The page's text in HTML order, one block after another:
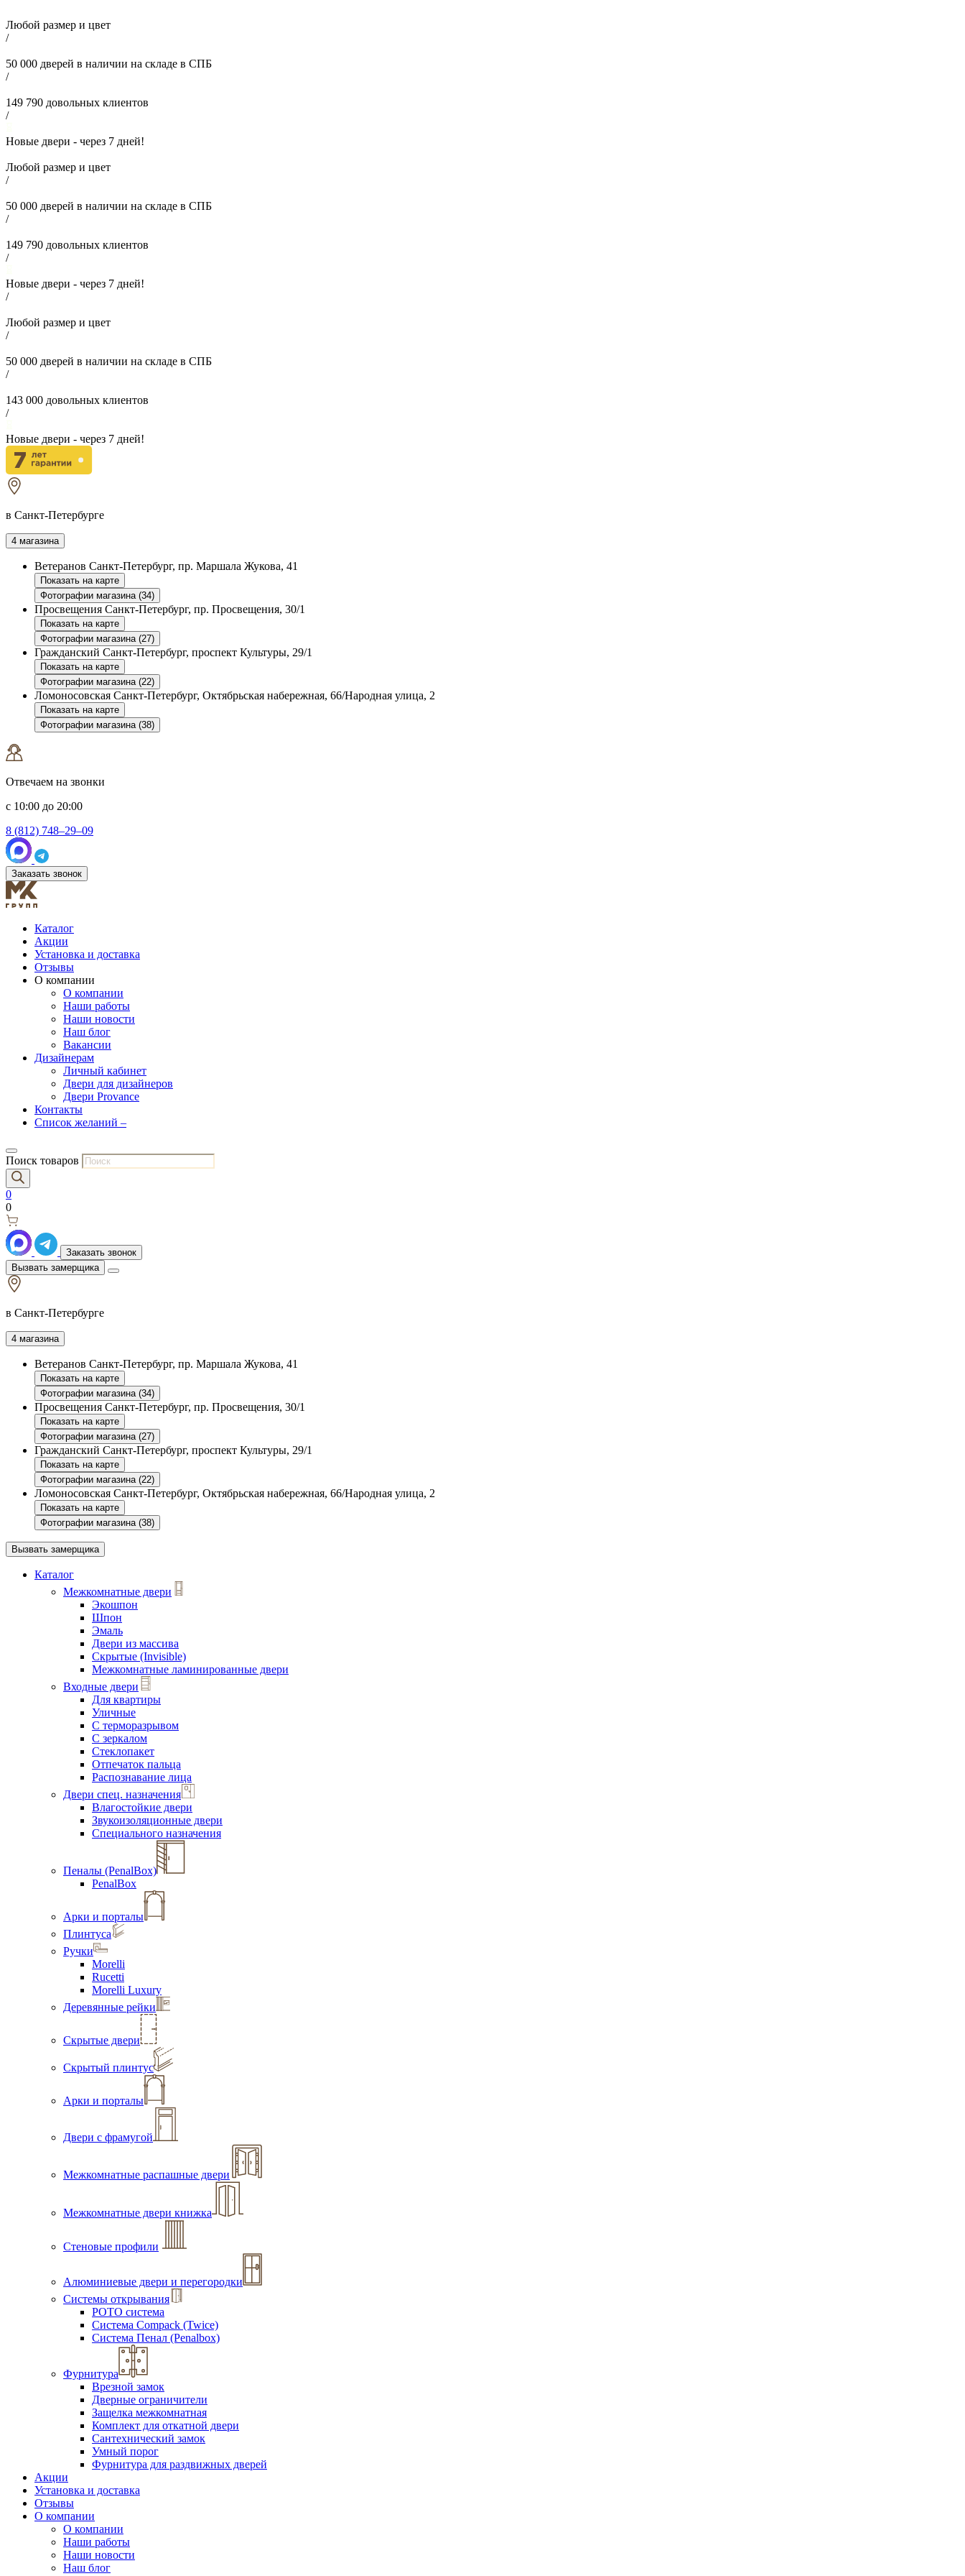
Любой размер и цвет
/
50 000 дверей в наличии на складе в СПБ
/
149 790 довольных клиентов
/
Новые двери - через 7 дней!
Любой размер и цвет
/
50 000 дверей в наличии на складе в СПБ
/
149 790 довольных клиентов
/
Новые двери - через 7 дней!
/
Любой размер и цвет
/
50 000 дверей в наличии на складе в СПБ
/
143 000 довольных клиентов
/
Новые двери - через 7 дней!
в Санкт-Петербурге
4 магазина
Ветеранов Санкт-Петербург, пр. Маршала Жукова, 41
Показать на карте
Фотографии магазина (34)
Просвещения Санкт-Петербург, пр. Просвещения, 30/1
Показать на карте
Фотографии магазина (27)
Гражданский Санкт-Петербург, проспект Культуры, 29/1
Показать на карте
Фотографии магазина (22)
Ломоносовская Санкт-Петербург, Октябрьская набережная, 66/Народная улица, 2
Показать на карте
Фотографии магазина (38)
Отвечаем на звонки
с 10:00 до 20:00
8 (812) 748–29–09
Заказать звонок
Каталог
Акции
Установка и доставка
Отзывы
О компании
О компании
Наши работы
Наши новости
Наш блог
Вакансии
Дизайнерам
Личный кабинет
Двери для дизайнеров
Двери Provance
Контакты
Список желаний –
Поиск товаров
0
0
Заказать звонок
Вызвать замерщика
в Санкт-Петербурге
4 магазина
Ветеранов Санкт-Петербург, пр. Маршала Жукова, 41
Показать на карте
Фотографии магазина (34)
Просвещения Санкт-Петербург, пр. Просвещения, 30/1
Показать на карте
Фотографии магазина (27)
Гражданский Санкт-Петербург, проспект Культуры, 29/1
Показать на карте
Фотографии магазина (22)
Ломоносовская Санкт-Петербург, Октябрьская набережная, 66/Народная улица, 2
Показать на карте
Фотографии магазина (38)
Вызвать замерщика
Каталог
Межкомнатные двери
Экошпон
Шпон
Эмаль
Двери из массива
Скрытые (Invisible)
Межкомнатные ламинированные двери
Входные двери
Для квартиры
Уличные
С терморазрывом
С зеркалом
Стеклопакет
Отпечаток пальца
Распознавание лица
Двери спец. назначения
Влагостойкие двери
Звукоизоляционные двери
Специального назначения
Пеналы (PenalBox)
PenalBox
Арки и порталы
Плинтуса
Ручки
Morelli
Rucetti
Morelli Luxury
Деревянные рейки
Скрытые двери
Скрытый плинтус
Арки и порталы
Двери с фрамугой
Межкомнатные распашные двери
Межкомнатные двери книжка
Стеновые профили
Алюминиевые двери и перегородки
Системы открывания
РОТО система
Система Compack (Twice)
Система Пенал (Penalbox)
Фурнитура
Врезной замок
Дверные ограничители
Защелка межкомнатная
Комплект для откатной двери
Сантехнический замок
Умный порог
Фурнитура для раздвижных дверей
Акции
Установка и доставка
Отзывы
О компании
О компании
Наши работы
Наши новости
Наш блог